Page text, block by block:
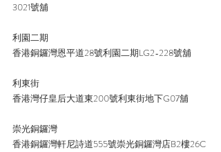
3021號舖
利園二期
香港銅鑼灣恩平道28號利園二期LG2-228號舖
利東街
香港灣仔皇后大道東200號利東街地下G07舖
崇光銅鑼灣
香港銅鑼灣軒尼詩道555號崇光銅鑼灣店B2樓26C